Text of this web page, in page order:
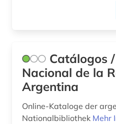
gesundheitspolitik (1)
gesundheitswesen (1)
golden age (1)
Catálogos
Nacional de la
Argentina
Online-Kataloge der
Nationalbibliothek Mehr